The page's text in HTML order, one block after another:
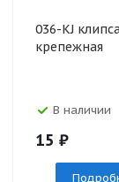
036-KJ
крепежная
В наличии
15 ₽